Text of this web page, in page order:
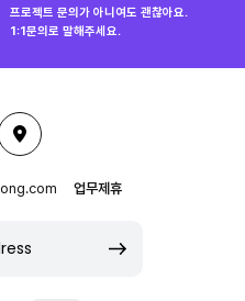
프로젝트 문의가 아니여도 괜찮아요.
1:1문의로 말해주세요.
업무제휴